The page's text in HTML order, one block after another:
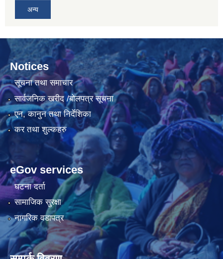
अन्य
Notices
सूचना तथा समाचार
सार्वजनिक खरीद /बोलपत्र सूचना
एन, कानुन तथा निर्देशिका
कर तथा शुल्कहरु
eGov services
घटना दर्ता
सामाजिक सुरक्षा
नागरिक वडापत्र